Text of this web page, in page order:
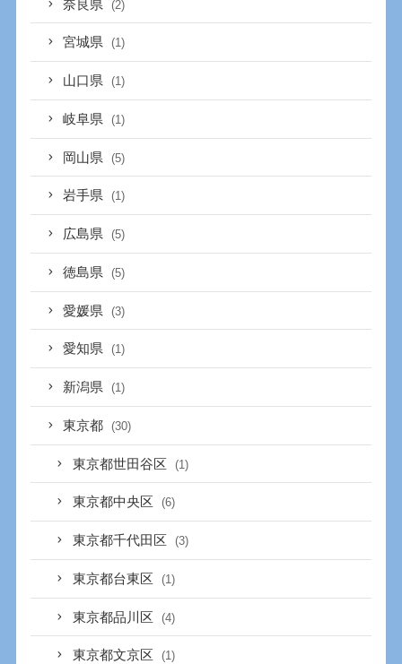
奈良県 (2)
宮城県 (1)
山口県 (1)
岐阜県 (1)
岡山県 (5)
岩手県 (1)
広島県 (5)
徳島県 (5)
愛媛県 (3)
愛知県 (1)
新潟県 (1)
東京都 (30)
東京都世田谷区 (1)
東京都中央区 (6)
東京都千代田区 (3)
東京都台東区 (1)
東京都品川区 (4)
東京都文京区 (1)